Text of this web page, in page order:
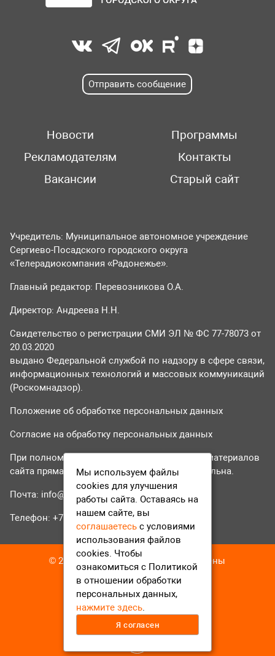
Отправить сообщение
Новости
Программы
Рекламодателям
Контакты
Вакансии
Старый сайт
Учредитель: Муниципальное автономное учреждение
Сергиево-Посадского городского округа
«Телерадиокомпания «Радонежье».
Главный редактор: Перевозникова О.А.
Директор: Андреева Н.Н.
Свидетельство о регистрации СМИ ЭЛ № ФС 77-78073 от
20.03.2020
выдано Федеральной службой по надзору в сфере связи,
информационных технологий и массовых коммуникаций
(Роскомнадзор).
Положение об обработке персональных данных
Согласие на обработку персональных данных
При полном или частичном использовании материалов
сайта прямая гиперссылка на tvr24.tv обязательна.
Почта: info@tvr24.tv
Телефон: +7 (496) 551-04-95
© 2016-2023 ТВР24 Все права защищены
Мы используем файлы
cookies для улучшения
работы сайта. Оставаясь на
нашем сайте, вы
соглашаетесь с условиями
использования файлов
cookies. Чтобы
ознакомиться с Политикой
в отношении обработки
персональных данных,
нажмите здесь.
Я согласен